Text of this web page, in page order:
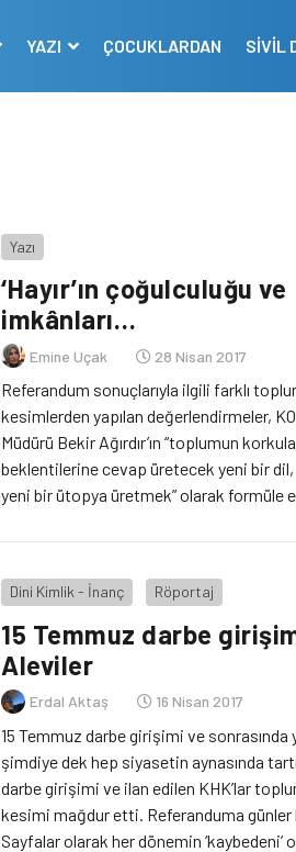
YAZI ÇOCUKLARDAN SİVİL
Yazı
‘Hayır’ın çoğulculuğu ve
imkânları…
Emine Uçak 28 Nisan 2017
Referandum sonuçlarıyla ilgili farklı
kesimlerden yapılan değerlendirmeler,
Müdürü Bekir Ağırdır’ın “toplumun
beklentilerine cevap üretecek yeni bir dil,
yeni bir ütopya üretmek” olarak formüle
ve imkânlarının geniş bir zeminde
koyuyor. Geçen hafta yapılan referandum
ilgili tartışmalar üç zeminde devam […]
Dini Kimlik - İnanç Röportaj
15 Temmuz darbe
Aleviler
Erdal Aktaş 16 Nisan 2017
15 Temmuz darbe girişimi ve sonrasında
şimdiye dek hep siyasetin aynasında
darbe girişimi ve ilan edilen KHK’lar
kesimi mağdur etti. Referanduma günler
Sayfalar olarak her dönemin ‘kaybedeni’